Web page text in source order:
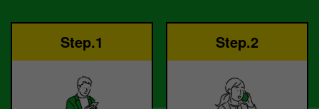
Step.1 Step.2